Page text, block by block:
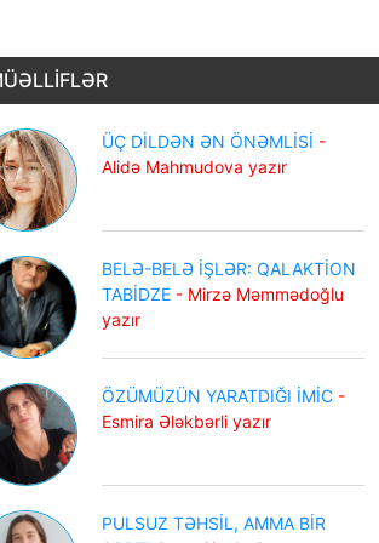
ÜÇ DİLDƏN ƏN ÖNƏMLİSİ -
Alidə Mahmudova yazır
BELƏ-BELƏ İŞLƏR: QALAKTİON
TABİDZE - Mirzə Məmmədoğlu
yazır
ÖZÜMÜZÜN YARATDIĞI İMİC -
Esmira Ələkbərli yazır
PULSUZ TƏHSİL, AMMA BİR